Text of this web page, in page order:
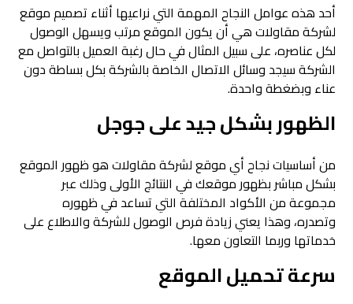
أحد هذه عوامل النجاح المهمة التي نراعيها أثناء تصميم موقع
لشركة مقاولات هي أن يكون الموقع مرتب ويسهل الوصول
لكل عناصره، على سبيل المثال في حال رغبة العميل بالتواصل مع
الشركة سيجد وسائل الاتصال الخاصة بالشركة بكل بساطة دون
عناء وبضغطة واحدة.
الظهور بشكل جيد على جوجل
من أساسيات نجاح أي موقع لشركة مقاولات هو ظهور الموقع
بشكل مباشر بظهور موقعك في النتائج الأولى وذلك عبر
مجموعة من الأكواد المختلفة التي تساعد في ظهوره
وتصدره، وهذا يعني زيادة فرص الوصول للشركة والاطلاع على
خدماتها وربما التعاون معها.
سرعة تحميل الموقع